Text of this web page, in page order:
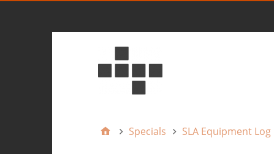
Specials SLA Equipment Log